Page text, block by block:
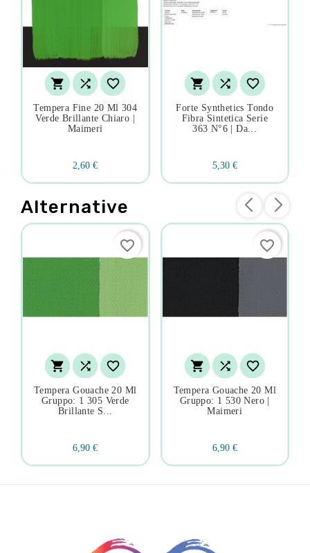
  
Tempera Fine 20 Ml 304
Verde Brillante Chiaro |
Maimeri
2,60 €
  
Forte Synthetics Tondo
Fibra Sintetica Serie
363 N°6 | Da...
5,30 €
Alternative
  
Tempera Gouache 20 Ml
Gruppo: 1 305 Verde
Brillante S...
6,90 €
favorite_border
  
Tempera Gouache 20 Ml
Gruppo: 1 530 Nero |
Maimeri
6,90 €
favorite_border